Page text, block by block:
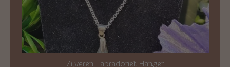
Zilveren Labradoriet Hanger